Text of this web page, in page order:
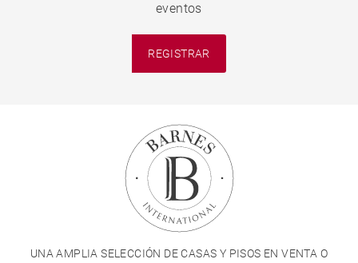
eventos
REGISTRAR
UNA AMPLIA SELECCIÓN DE CASAS Y PISOS EN VENTA O